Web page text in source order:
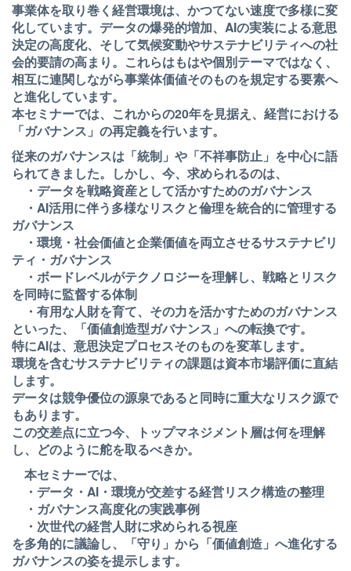
事業体を取り巻く経営環境は、かつてない速度で多様に変
化しています。データの爆発的増加、AIの実装による意思
決定の高度化、そして気候変動やサステナビリティへの社
会的要請の高まり。これらはもはや個別テーマではなく、
相互に連関しながら事業体価値そのものを規定する要素へ
と進化しています。
本セミナーでは、これからの20年を見据え、経営における
「ガバナンス」の再定義を行います。
従来のガバナンスは「統制」や「不祥事防止」を中心に語
られてきました。しかし、今、求められるのは、
・データを戦略資産として活かすためのガバナンス
・AI活用に伴う多様なリスクと倫理を統合的に管理する
ガバナンス
・環境・社会価値と企業価値を両立させるサステナビリ
ティ・ガバナンス
・ボードレベルがテクノロジーを理解し、戦略とリスク
を同時に監督する体制
・有用な人財を育て、その力を活かすためのガバナンス
といった、「価値創造型ガバナンス」への転換です。
特にAIは、意思決定プロセスそのものを変革します。
環境を含むサステナビリティの課題は資本市場評価に直結
します。
データは競争優位の源泉であると同時に重大なリスク源で
もあります。
この交差点に立つ今、トップマネジメント層は何を理解
し、どのように舵を取るべきか。
本セミナーでは、
・データ・AI・環境が交差する経営リスク構造の整理
・ガバナンス高度化の実践事例
・次世代の経営人財に求められる視座
を多角的に議論し、「守り」から「価値創造」へ進化する
ガバナンスの姿を提示します。